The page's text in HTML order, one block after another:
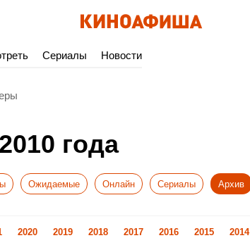
Сериалы Новости
года
Ожидаемые Онлайн Сериалы Архив
2020 2019 2018 2017 2016 2015 2014